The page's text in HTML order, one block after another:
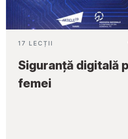
17 LECȚII
Siguranță digitală
femei